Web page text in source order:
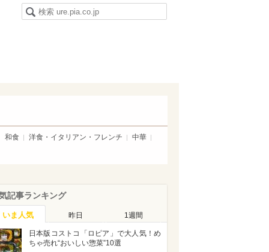
和食 洋食・イタリアン・フレンチ 中華
記事ランキング
いま人気 昨日 1週間
日本版コストコ「ロピア」で大人気！め
ちゃ売れ“おいしい惣菜”10選